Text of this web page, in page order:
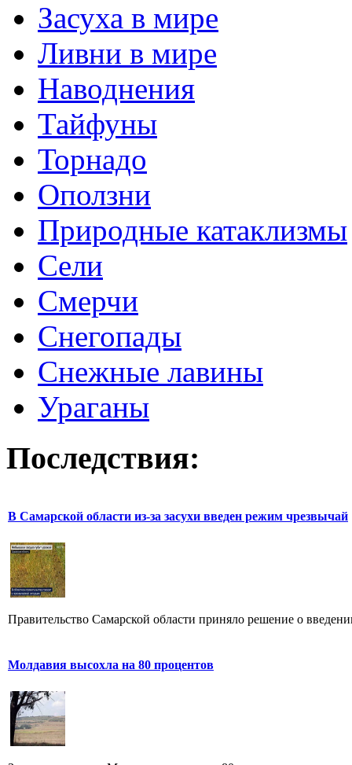
Засуха в мире
Ливни в мире
Наводнения
Тайфуны
Торнадо
Оползни
Природные катаклизмы
Сели
Смерчи
Снегопады
Снежные лавины
Ураганы
Последствия:
В Самарской области из-за засухи введен режим чрезвычай
Правительство Самарской области приняло решение о
Молдавия высохла на 80 процентов